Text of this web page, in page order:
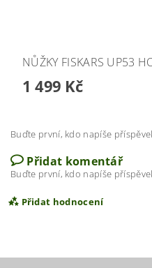
NŮŽKY FISKARS UP53
1 499 Kč
Buďte první, kdo napíše
Přidat komentář
Buďte první, kdo napíše
Přidat hodnocení